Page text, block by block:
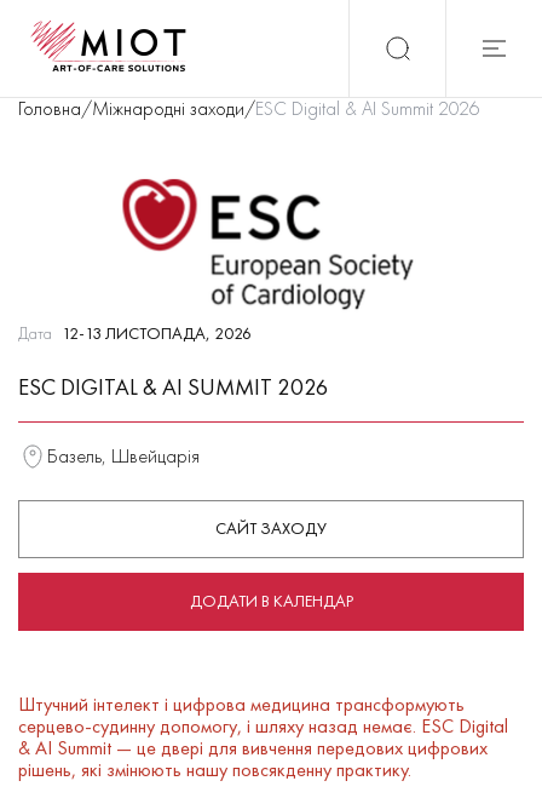
Головна/Міжнародні заходи/ESC Digital & AI Summit 2026
Дата 12-13 ЛИСТОПАДА, 2026
ESC DIGITAL & AI SUMMIT 2026
Базель, Швейцарія
САЙТ ЗАХОДУ
ДОДАТИ В КАЛЕНДАР
Штучний інтелект і цифрова медицина трансформують
серцево-судинну допомогу, і шляху назад немає. ESC Digital
& AI Summit — це двері для вивчення передових цифрових
рішень, які змінюють нашу повсякденну практику.